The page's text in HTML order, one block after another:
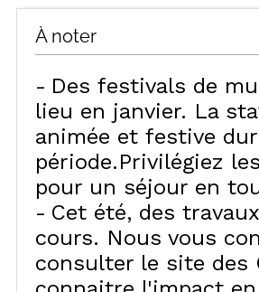
À noter
Des festivals de
lieu en janvier. La
animée et festive
période.Privilégiez
pour un séjour en
Cet été, des
cours. Nous vous
consulter le site des